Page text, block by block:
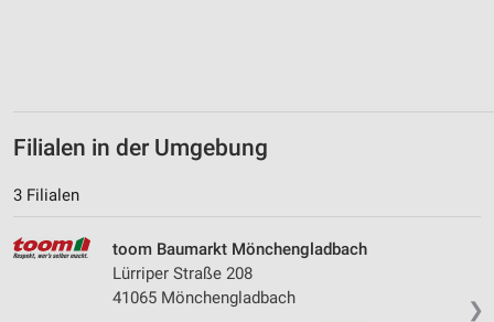
Filialen in der Umgebung
3 Filialen
❯
toom Baumarkt Mönchengladbach
Lürriper Straße 208
41065 Mönchengladbach
Analyse von Zielgruppen durch Statistiken oder
Kombinationen von Daten aus verschiedenen